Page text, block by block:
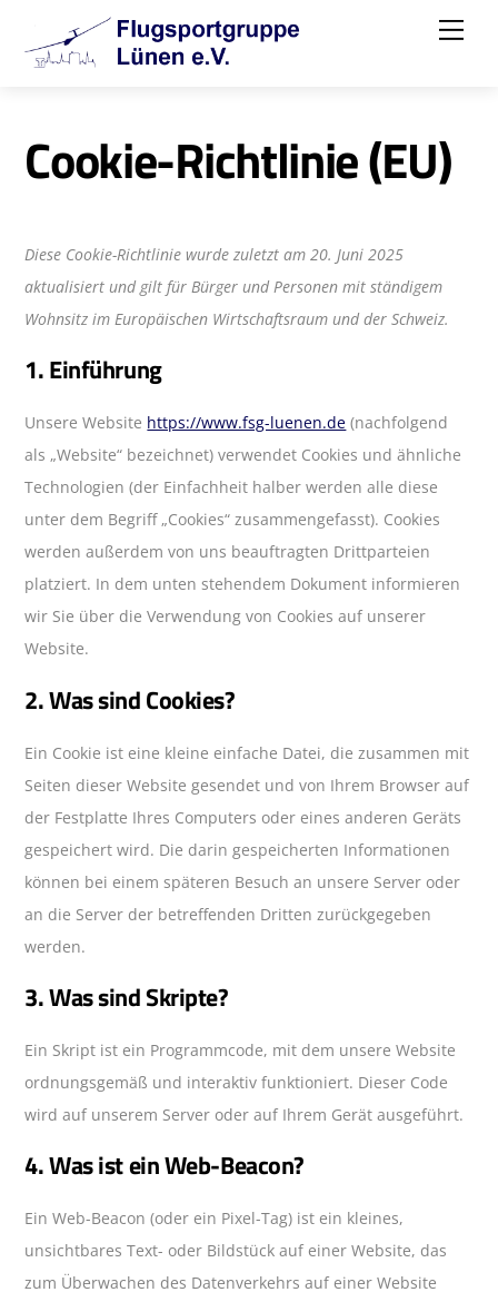
Cookie-Richtlinie (EU)
Diese Cookie-Richtlinie wurde zuletzt am 20. Juni 2025
aktualisiert und gilt für Bürger und Personen mit ständigem
Wohnsitz im Europäischen Wirtschaftsraum und der Schweiz.
1. Einführung
Unsere Website https://www.fsg-luenen.de (nachfolgend
als „Website“ bezeichnet) verwendet Cookies und ähnliche
Technologien (der Einfachheit halber werden alle diese
unter dem Begriff „Cookies“ zusammengefasst). Cookies
werden außerdem von uns beauftragten Drittparteien
platziert. In dem unten stehendem Dokument informieren
wir Sie über die Verwendung von Cookies auf unserer
Website.
2. Was sind Cookies?
Ein Cookie ist eine kleine einfache Datei, die zusammen mit
Seiten dieser Website gesendet und von Ihrem Browser auf
der Festplatte Ihres Computers oder eines anderen Geräts
gespeichert wird. Die darin gespeicherten Informationen
können bei einem späteren Besuch an unsere Server oder
an die Server der betreffenden Dritten zurückgegeben
werden.
3. Was sind Skripte?
Ein Skript ist ein Programmcode, mit dem unsere Website
ordnungsgemäß und interaktiv funktioniert. Dieser Code
wird auf unserem Server oder auf Ihrem Gerät ausgeführt.
4. Was ist ein Web-Beacon?
Ein Web-Beacon (oder ein Pixel-Tag) ist ein kleines,
unsichtbares Text- oder Bildstück auf einer Website, das
zum Überwachen des Datenverkehrs auf einer Website